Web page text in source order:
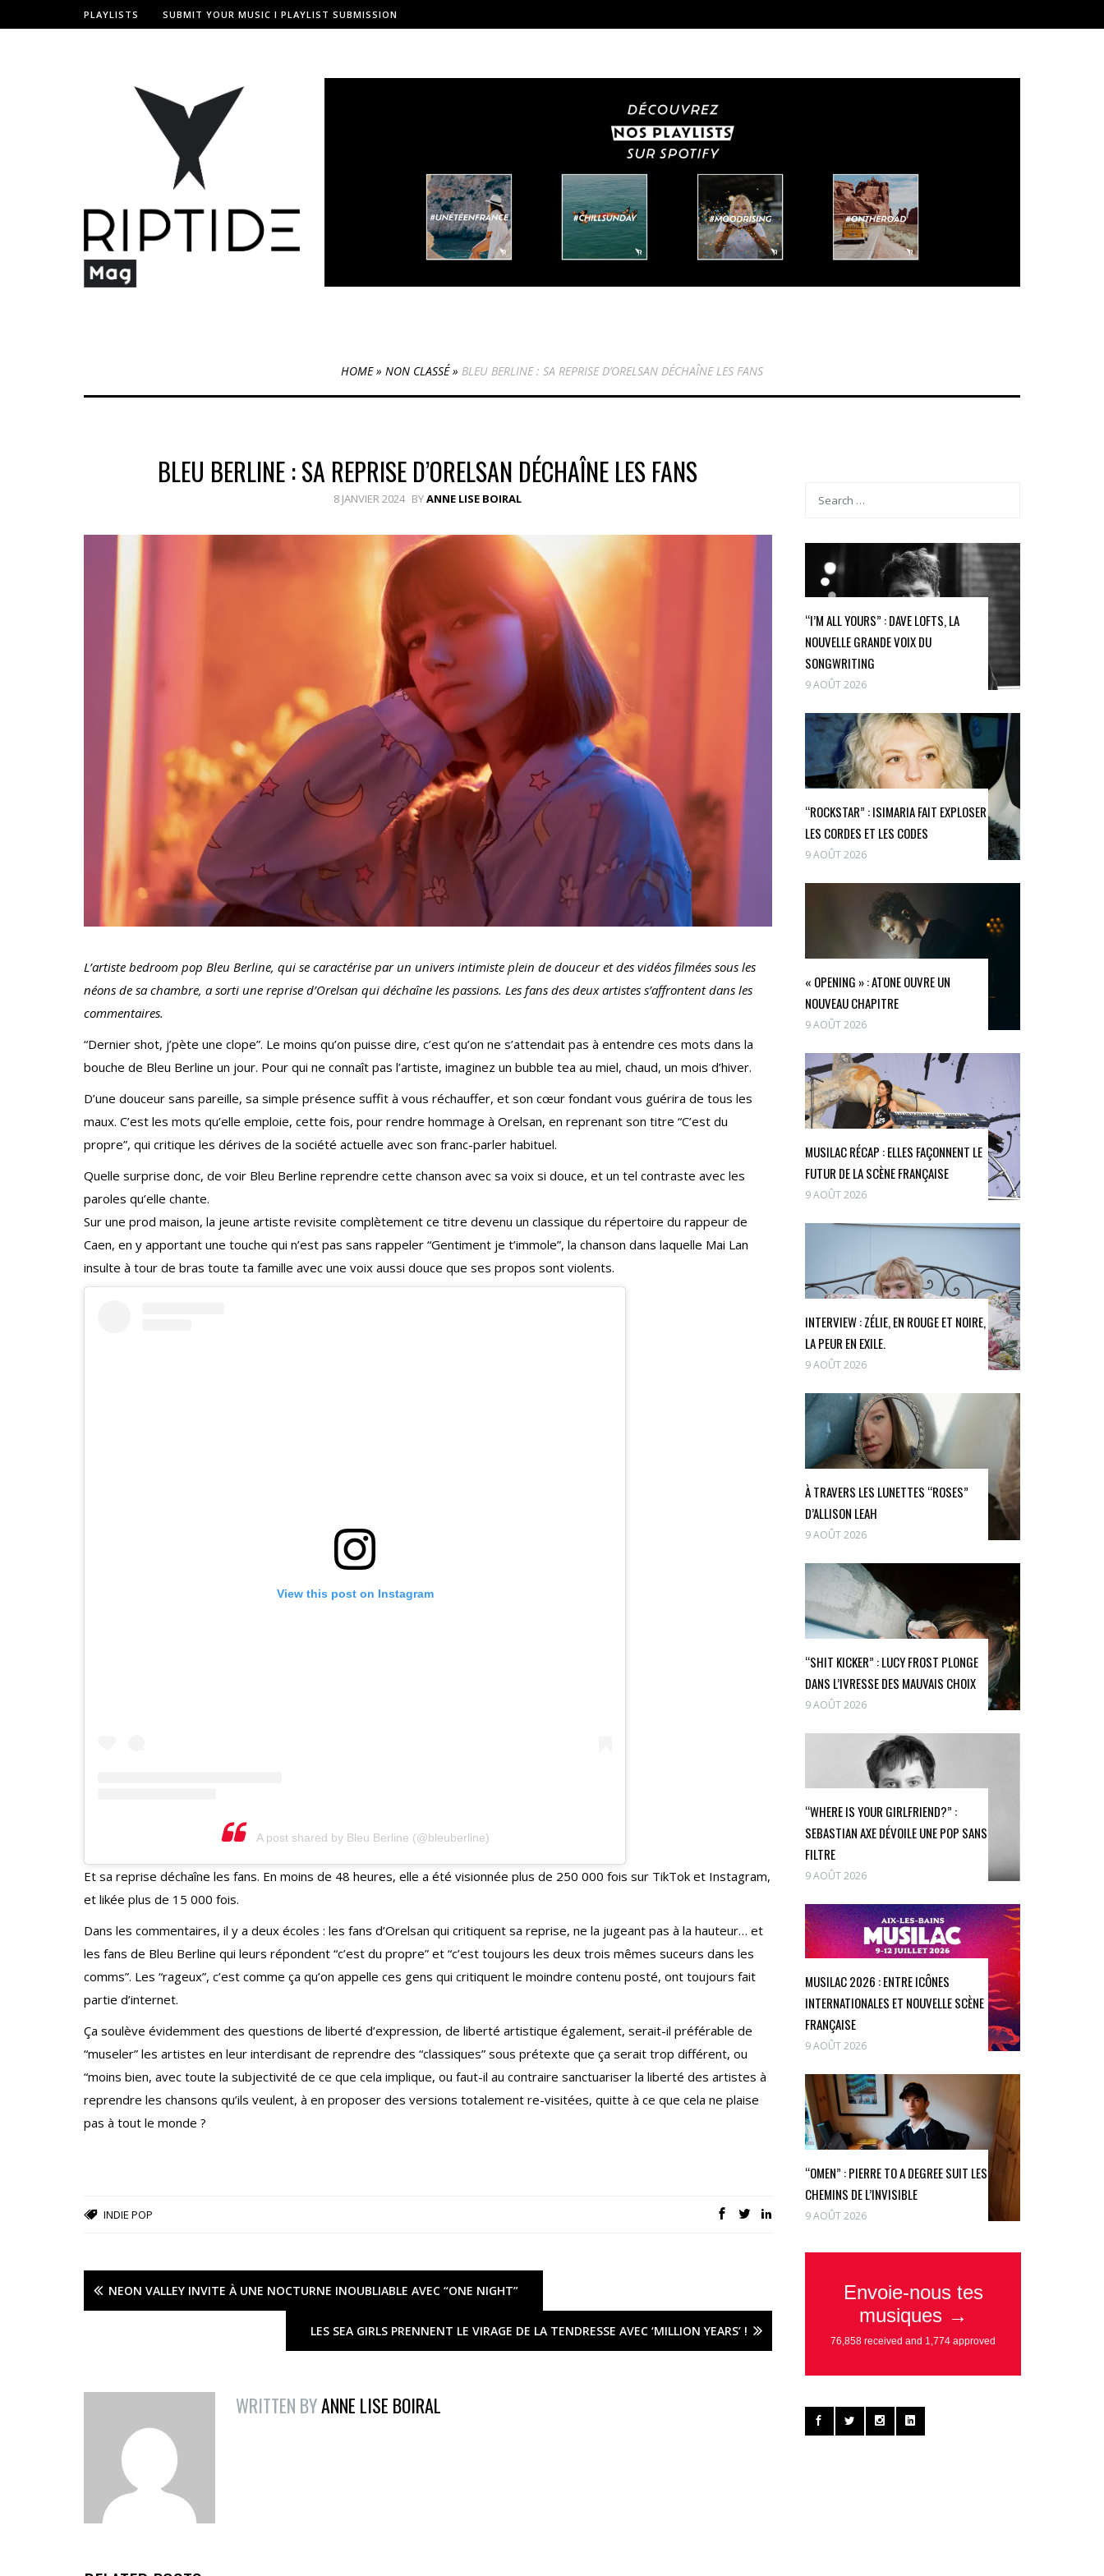
PLAYLISTS SUBMIT YOUR MUSIC I PLAYLIST SUBMISSION
HOME» NON CLASSÉ» BLEU BERLINE : SA REPRISE D’ORELSAN DÉCHAÎNE LES FANS
BLEU BERLINE : SA REPRISE D’ORELSAN DÉCHAÎNE LES FANS
8 JANVIER 2024 BYANNE LISE BOIRAL
L’artiste bedroom pop Bleu Berline, qui se caractérise par un univers intimiste plein de douceur et des vidéos filmées sous les
néons de sa chambre, a sorti une reprise d’Orelsan qui déchaîne les passions. Les fans des deux artistes s’affrontent dans les
commentaires.
“Dernier shot, j’pète une clope”. Le moins qu’on puisse dire, c’est qu’on ne s’attendait pas à entendre ces mots dans la
bouche de Bleu Berline un jour. Pour qui ne connaît pas l’artiste, imaginez un bubble tea au miel, chaud, un mois d’hiver.
D’une douceur sans pareille, sa simple présence suffit à vous réchauffer, et son cœur fondant vous guérira de tous les
maux. C’est les mots qu’elle emploie, cette fois, pour rendre hommage à Orelsan, en reprenant son titre “C’est du
propre”, qui critique les dérives de la société actuelle avec son franc-parler habituel.
Quelle surprise donc, de voir Bleu Berline reprendre cette chanson avec sa voix si douce, et un tel contraste avec les
paroles qu’elle chante.
Sur une prod maison, la jeune artiste revisite complètement ce titre devenu un classique du répertoire du rappeur de
Caen, en y apportant une touche qui n’est pas sans rappeler “Gentiment je t’immole”, la chanson dans laquelle Mai Lan
insulte à tour de bras toute ta famille avec une voix aussi douce que ses propos sont violents.
View this post on Instagram
A post shared by Bleu Berline (@bleuberline)
Et sa reprise déchaîne les fans. En moins de 48 heures, elle a été visionnée plus de 250 000 fois sur TikTok et Instagram,
et likée plus de 15 000 fois.
Dans les commentaires, il y a deux écoles : les fans d’Orelsan qui critiquent sa reprise, ne la jugeant pas à la hauteur… et
les fans de Bleu Berline qui leurs répondent “c’est du propre” et “c’est toujours les deux trois mêmes suceurs dans les
comms”. Les “rageux”, c’est comme ça qu’on appelle ces gens qui critiquent le moindre contenu posté, ont toujours fait
partie d’internet.
Ça soulève évidemment des questions de liberté d’expression, de liberté artistique également, serait-il préférable de
“museler” les artistes en leur interdisant de reprendre des “classiques” sous prétexte que ça serait trop différent, ou
“moins bien, avec toute la subjectivité de ce que cela implique, ou faut-il au contraire sanctuariser la liberté des artistes à
reprendre les chansons qu’ils veulent, à en proposer des versions totalement re-visitées, quitte à ce que cela ne plaise
pas à tout le monde ?
INDIE POP
NEON VALLEY INVITE À UNE NOCTURNE INOUBLIABLE AVEC “ONE NIGHT”
LES SEA GIRLS PRENNENT LE VIRAGE DE LA TENDRESSE AVEC ‘MILLION YEARS’ !
WRITTEN BYANNE LISE BOIRAL
“I’M ALL YOURS” : DAVE LOFTS, LA
NOUVELLE GRANDE VOIX DU
SONGWRITING
9 AOÛT 2026
“ROCKSTAR” : ISIMARIA FAIT EXPLOSER
LES CORDES ET LES CODES
9 AOÛT 2026
« OPENING » : ATONE OUVRE UN
NOUVEAU CHAPITRE
9 AOÛT 2026
MUSILAC RÉCAP : ELLES FAÇONNENT LE
FUTUR DE LA SCÈNE FRANÇAISE
9 AOÛT 2026
INTERVIEW : ZÉLIE, EN ROUGE ET NOIRE,
LA PEUR EN EXILE.
9 AOÛT 2026
À TRAVERS LES LUNETTES “ROSES”
D’ALLISON LEAH
9 AOÛT 2026
“SHIT KICKER” : LUCY FROST PLONGE
DANS L’IVRESSE DES MAUVAIS CHOIX
9 AOÛT 2026
“WHERE IS YOUR GIRLFRIEND?” :
SEBASTIAN AXE DÉVOILE UNE POP SANS
FILTRE
9 AOÛT 2026
MUSILAC 2026 : ENTRE ICÔNES
INTERNATIONALES ET NOUVELLE SCÈNE
FRANÇAISE
9 AOÛT 2026
“OMEN” : PIERRE TO A DEGREE SUIT LES
CHEMINS DE L’INVISIBLE
9 AOÛT 2026